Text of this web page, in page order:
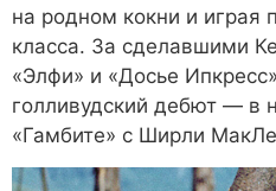
на родном кокни и играя
класса. За сделавшими
«Элфи» и «Досье
голливудский дебют — в
«Гамбите» с Ширли